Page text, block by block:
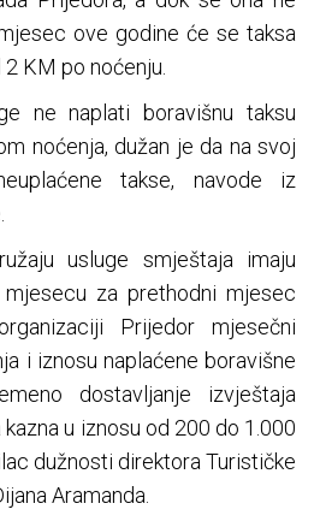
ove godine će se taksa
KM po noćenju.
ne naplati boravišnu taksu
noćenja, dužan je da na svoj
takse, navode iz
usluge smještaja imaju
za prethodni mjesec
Prijedor mjesečni
i iznosu naplaćene boravišne
dostavljanje izvještaja
u iznosu od 200 do 1.000
dužnosti direktora Turističke
Aramanda.